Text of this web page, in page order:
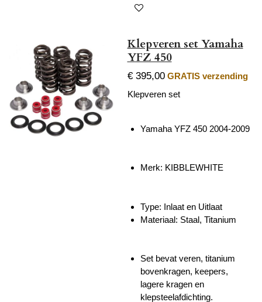
Klepveren set Yamaha
YFZ 450
€ 395,00 GRATIS verzending
Klepveren set
Yamaha YFZ 450 2004-2009
Merk: KIBBLEWHITE
Type: Inlaat en Uitlaat
Materiaal: Staal, Titanium
Set bevat veren, titanium
bovenkragen, keepers,
lagere kragen en
klepsteelafdichting.